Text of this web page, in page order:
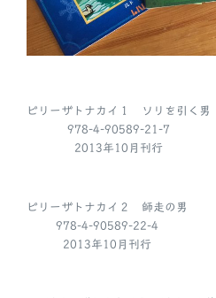
ビリーザトナカイ１ ソリを引く男
978-4-90589-21-7
2013年10月刊行
ビリーザトナカイ２ 師走の男
978-4-90589-22-4
2013年10月刊行